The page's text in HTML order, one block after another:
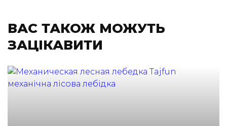
ВАС ТАКОЖ МОЖУТЬ
ЗАЦІКАВИТИ